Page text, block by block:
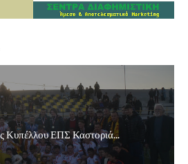
Κυπέλλου ΕΠΣ Καστοριά...